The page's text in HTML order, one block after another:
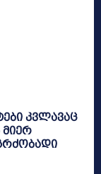
კვლავაც